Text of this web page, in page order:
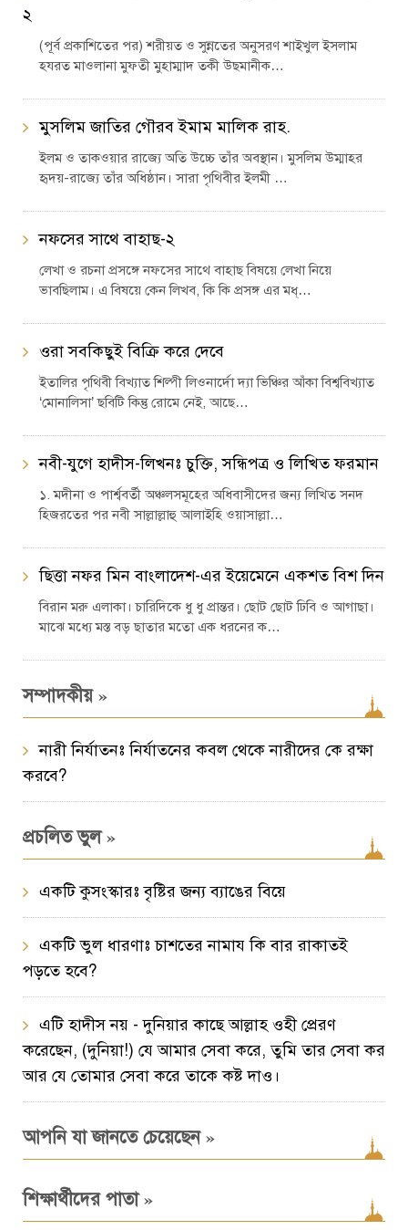
২
(পূর্ব প্রকাশিতের পর) শরীয়ত ও সুন্নতের অনুসরণ শাইখুল ইসলাম
হযরত মাওলানা মুফতী মুহাম্মাদ তকী উছমানীক…
মুসলিম জাতির গৌরব ইমাম মালিক রাহ.
ইলম ও তাকওয়ার রাজ্যে অতি উচ্চে তাঁর অবস্থান। মুসলিম উম্মাহর
হৃদয়-রাজ্যে তাঁর অধিষ্ঠান। সারা পৃথিবীর ইলমী …
নফসের সাথে বাহাছ-২
লেখা ও রচনা প্রসঙ্গে নফসের সাথে বাহাছ বিষয়ে লেখা নিয়ে
ভাবছিলাম। এ বিষয়ে কেন লিখব, কি কি প্রসঙ্গ এর মধ্…
ওরা সবকিছুই বিক্রি করে দেবে
ইতালির পৃথিবী বিখ্যাত শিল্পী লিওনার্দো দ্যা ভিঞ্চির আঁকা বিশ্ববিখ্যাত
‘মোনালিসা’ ছবিটি কিন্তু রোমে নেই, আছে…
নবী-যুগে হাদীস-লিখনঃ চুক্তি, সন্ধিপত্র ও লিখিত ফরমান
১. মদীনা ও পার্শ্ববর্তী অঞ্চলসমূহের অধিবাসীদের জন্য লিখিত সনদ
হিজরতের পর নবী সাল্লাল্লাহু আলাইহি ওয়াসাল্লা…
ছিত্তা নফর মিন বাংলাদেশ-এর ইয়েমেনে একশত বিশ দিন
বিরান মরু এলাকা। চারিদিকে ধু ধু প্রান্তর। ছোট ছোট ঢিবি ও আগাছা।
মাঝে মধ্যে মস্ত বড় ছাতার মতো এক ধরনের ক…
সম্পাদকীয় »
নারী নির্যাতনঃ নির্যাতনের কবল থেকে নারীদের কে রক্ষা
করবে?
প্রচলিত ভুল»
একটি কুসংস্কারঃ বৃষ্টির জন্য ব্যাঙের বিয়ে
একটি ভুল ধারণাঃ চাশতের নামায কি বার রাকাতই
পড়তে হবে?
এটি হাদীস নয় - দুনিয়ার কাছে আল্লাহ ওহী প্রেরণ
করেছেন, (দুনিয়া!) যে আমার সেবা করে, তুমি তার সেবা কর
আর যে তোমার সেবা করে তাকে কষ্ট দাও।
আপনি যা জানতে চেয়েছেন »
শিক্ষার্থীদের পাতা»